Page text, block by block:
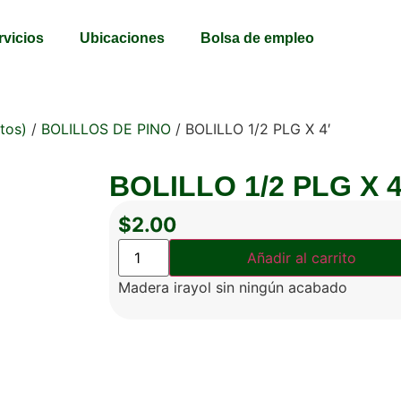
Ubicaciones Bolsa de empleo
/ BOLILLOS DE PINO / BOLILLO 1/2 PLG X 4′
BOLILLO 1/2 PLG X
$2.00
Añadir al carrito
Madera irayol sin ningún acabado